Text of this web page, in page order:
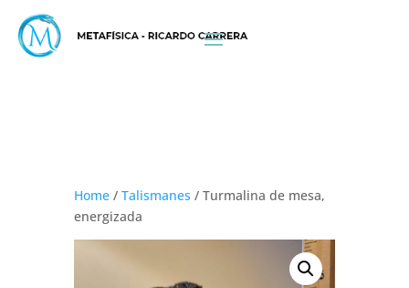
Home/ Talismanes / Turmalina de mesa,
energizada